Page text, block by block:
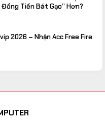
Đồng Tiền Bát Gạo” Hơn?
2026 – Nhận Acc Free Fire